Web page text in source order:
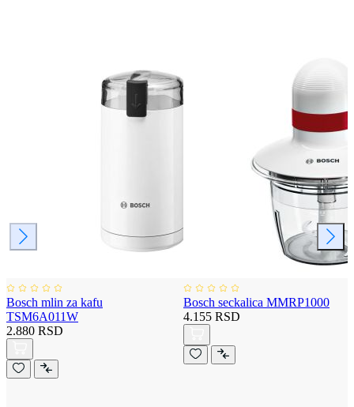
Bosch mlin za kafu
TSM6A011W
2.880 RSD
Bosch seckalica MMRP1000
4.155 RSD